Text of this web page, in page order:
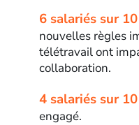
6 salariés sur 10
nouvelles règles
télétravail ont
collaboration.
4 salariés sur 10
engagé.